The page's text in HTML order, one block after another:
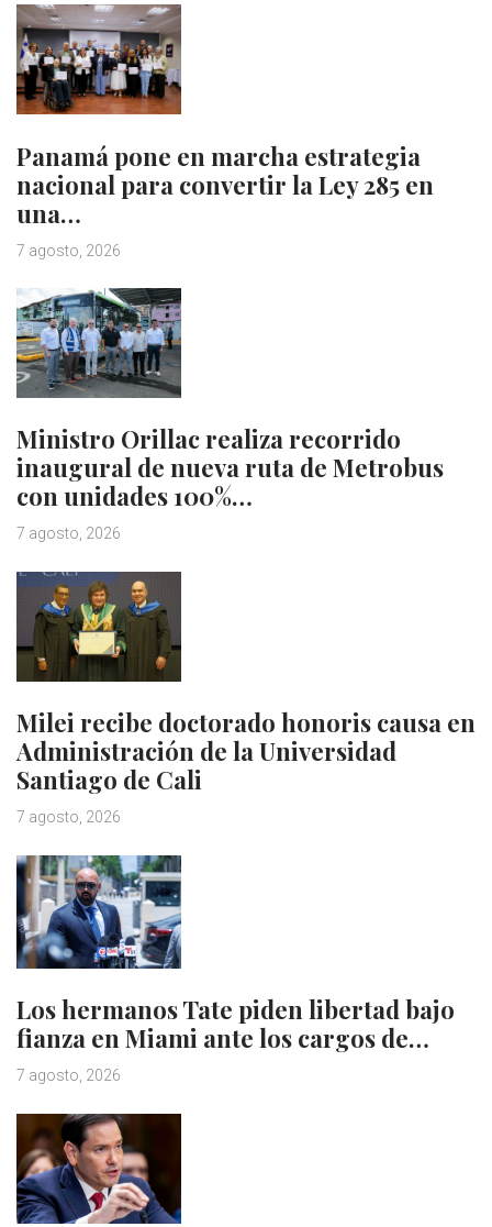
Panamá pone en marcha estrategia
nacional para convertir la Ley 285 en
una…
7 agosto, 2026
Ministro Orillac realiza recorrido
inaugural de nueva ruta de Metrobus
con unidades 100%…
7 agosto, 2026
Milei recibe doctorado honoris causa en
Administración de la Universidad
Santiago de Cali
7 agosto, 2026
Los hermanos Tate piden libertad bajo
fianza en Miami ante los cargos de…
7 agosto, 2026